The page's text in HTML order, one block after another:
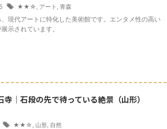
★★☆ アート 青森
現代アートに特化した美術館です。エンタメ性の高い
示されています。
寺｜石段の先で待っている絶景（山形）
★★☆ 山形 自然